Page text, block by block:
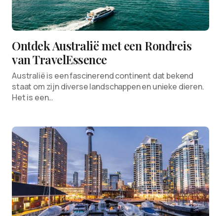
Ontdek Australië met een Rondreis
van TravelEssence
Australië is een fascinerend continent dat bekend
staat om zijn diverse landschappen en unieke dieren.
Het is een…